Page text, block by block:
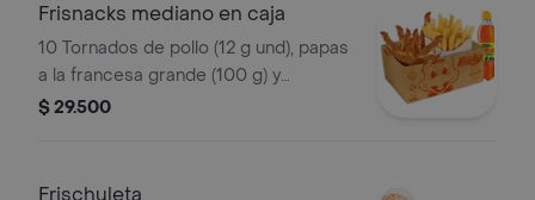
Frisnacks mediano en caja
10 Tornados de pollo (12 g und), papas
a la francesa grande (100 g) y
gaseosa (470 ml)
$ 29.500
Frischuleta